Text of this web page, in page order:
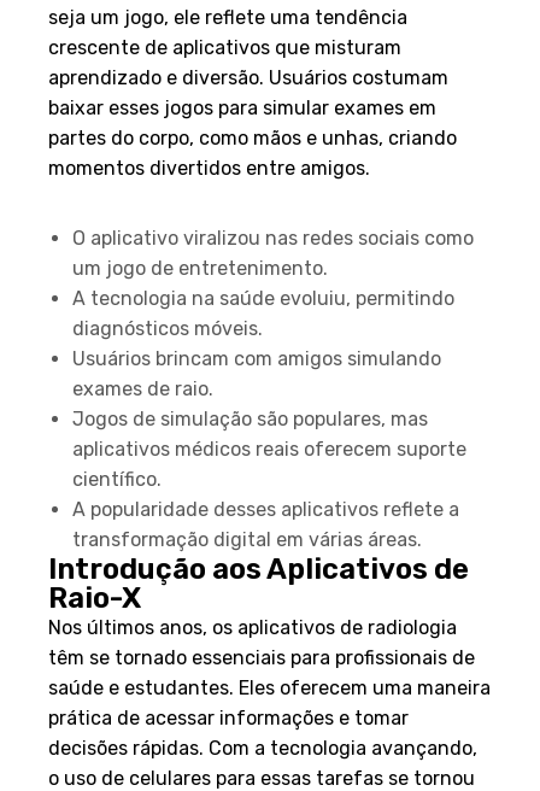
seja um jogo, ele reflete uma tendência
crescente de aplicativos que misturam
aprendizado e diversão. Usuários costumam
baixar esses jogos para simular exames em
partes do corpo, como mãos e unhas, criando
momentos divertidos entre amigos.
O aplicativo viralizou nas redes sociais como
um jogo de entretenimento.
A tecnologia na saúde evoluiu, permitindo
diagnósticos móveis.
Usuários brincam com amigos simulando
exames de raio.
Jogos de simulação são populares, mas
aplicativos médicos reais oferecem suporte
científico.
A popularidade desses aplicativos reflete a
transformação digital em várias áreas.
Introdução aos Aplicativos de
Raio-X
Nos últimos anos, os aplicativos de radiologia
têm se tornado essenciais para profissionais de
saúde e estudantes. Eles oferecem uma maneira
prática de acessar informações e tomar
decisões rápidas. Com a tecnologia avançando,
o uso de celulares para essas tarefas se tornou